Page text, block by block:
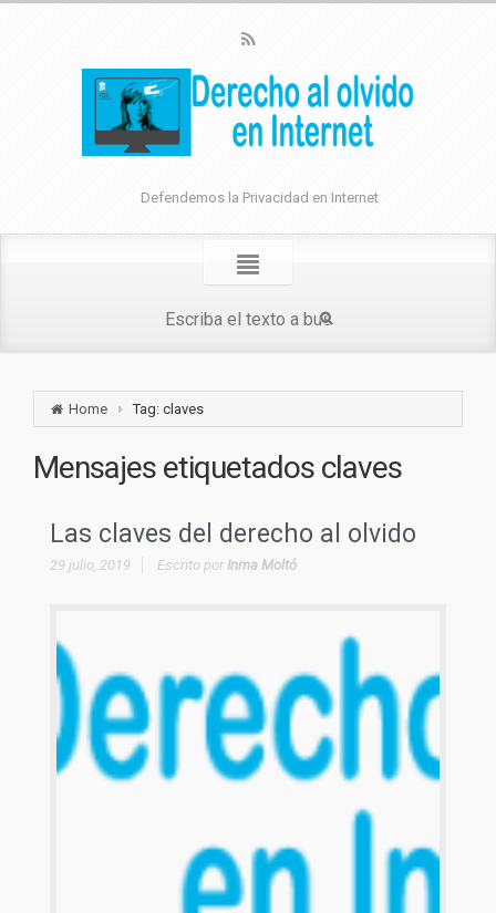
Defendemos la Privacidad en Internet
Home Tag: claves
Mensajes etiquetados claves
Las claves del derecho al olvido
29 julio, 2019 Escrito por Inma Moltó